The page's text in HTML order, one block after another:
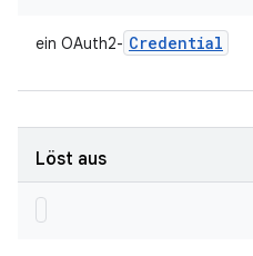
ein OAuth2- Credential
Löst aus